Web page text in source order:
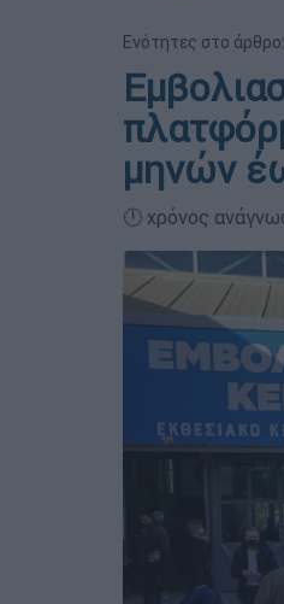
Ενότητες στο άρθρο:
μηνών
🕛 χρόνος